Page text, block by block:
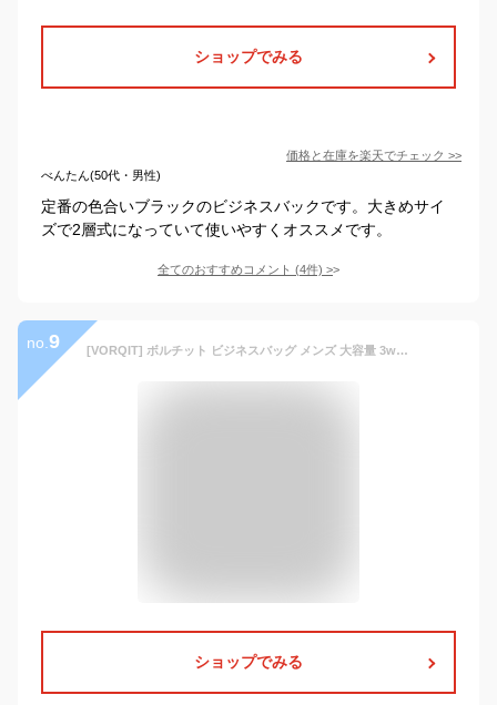
ショップでみる
価格と在庫を楽天でチェック >>
べんたん(50代・男性)
定番の色合いブラックのビジネスバックです。大きめサイ
ズで2層式になっていて使いやすくオススメです。
全てのおすすめコメント (4件) >
no. 9 [VORQIT] ボルチット ビジネスバッグ メンズ 大容量 3way 34.8L マチ 拡張 リュック 出張 防水 PC 15.6インチ (01.ブラック)
ショップでみる